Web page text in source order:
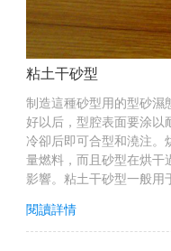
粘土干砂型
制造這種砂型用的型砂濕
好以后，型腔表面要涂以
冷卻后即可合型和澆注。
量燃料，而且砂型在烘干
影響。粘土干砂型一般用
閱讀詳情